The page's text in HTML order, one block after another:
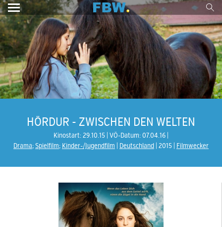
HÖRDUR - ZWISCHEN DEN WELTEN
Kinostart: 29.10.15 VÖ-Datum: 07.04.16
Drama;Spielfilm; Kinder-/Jugendfilm Deutschland 2015 Filmwecker